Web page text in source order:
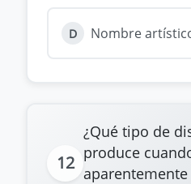
D Nombre
12
¿Qué tipo de
produce